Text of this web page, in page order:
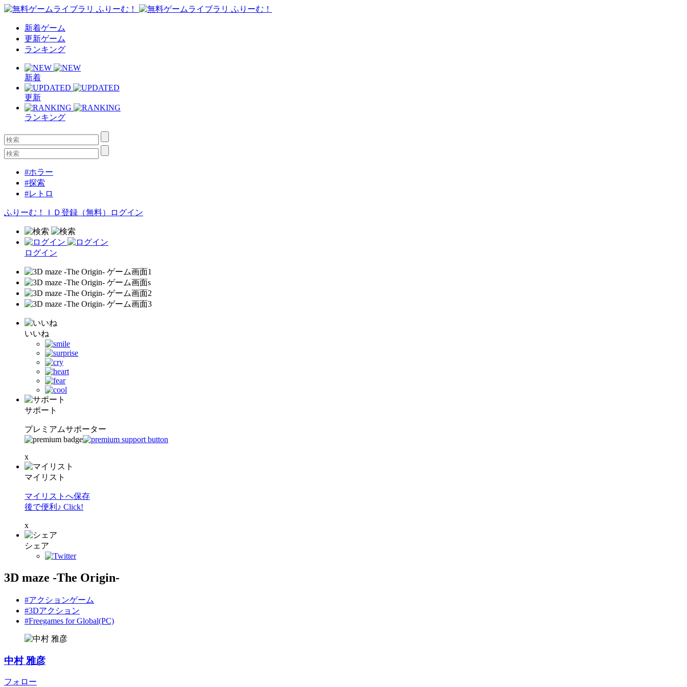
新着ゲーム
更新ゲーム
ランキング
新着
更新
ランキング
#ホラー
#探索
#レトロ
ふりーむ！ＩＤ登録（無料） ログイン
ログイン
いいね
サポート
プレミアムサポーター
x
マイリスト
マイリストへ保存
後で便利♪ Click!
x
シェア
3D maze -The Origin-
#アクションゲーム
#3Dアクション
#Freegames for Global(PC)
中村 雅彦
フォロー